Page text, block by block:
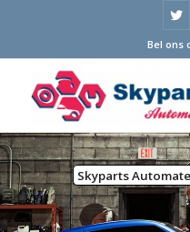
Bel ons
Skyparts